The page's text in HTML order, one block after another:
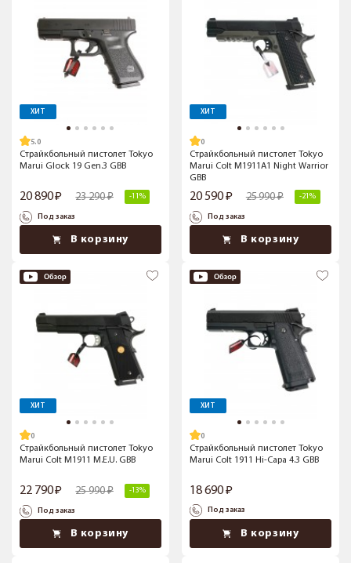
ХИТ
5.0
Страйкбольный пистолет Tokyo
Marui Glock 19 Gen.3 GBB
20 890 23 290 -11%
Под заказ
В корзину
ХИТ
Страйкбольный пистолет Tokyo
Marui Colt M1911A1 Night Warrior
GBB
20 590 25 990 -21%
Под заказ
В корзину
ХИТ
Страйкбольный пистолет Tokyo
Marui Colt M1911 M.E.U. GBB
22 790 25 990 -13%
Под заказ
В корзину
ХИТ
Страйкбольный пистолет Tokyo
Marui Colt 1911 Hi-Capa 4.3 GBB
18 690
Под заказ
В корзину